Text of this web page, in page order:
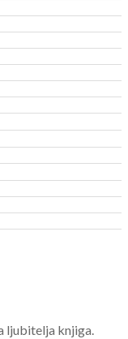
ljubitelja knjiga.